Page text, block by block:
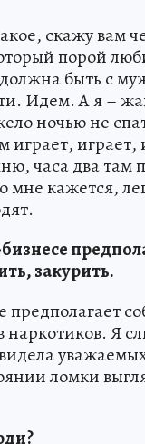
скажу вам
порой
быть с
Идем. А я –
ночью не
играет, играет,
часа два там
мне кажется,
закурить.
наркотиков. Я
ломки